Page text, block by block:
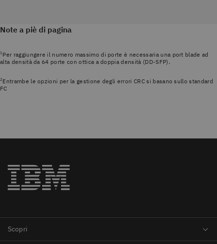
Note a piè di pagina
1 Per raggiungere il numero massimo di porte è necessaria una port blade ad
alta densità da 64 porte con ottica a doppia densità (DD-SFP).
2 Entrambe le opzioni per la gestione degli errori CRC si basano sullo standard
FC